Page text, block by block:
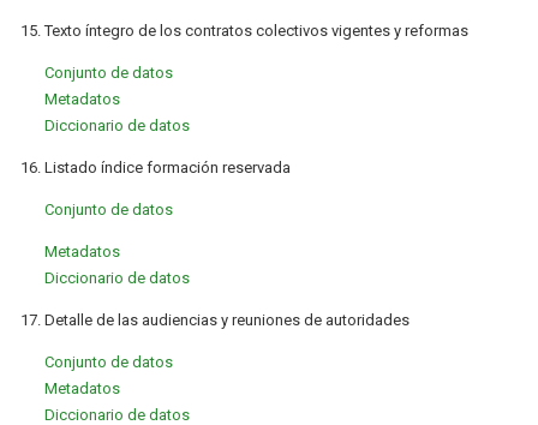
15. Texto íntegro de los contratos colectivos vigentes y reformas
Conjunto de datos
Metadatos
Diccionario de datos
16. Listado índice formación reservada
Conjunto de datos
Metadatos
Diccionario de datos
17. Detalle de las audiencias y reuniones de autoridades
Conjunto de datos
Metadatos
Diccionario de datos